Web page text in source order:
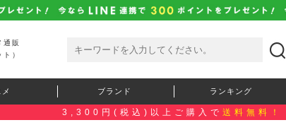
通販
）
メ ブランド ランキング
3,300円(税込)以上ご購入で 送料無料！